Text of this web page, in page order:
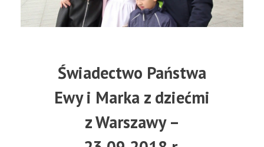
Świadectwo Państwa
Ewy i Marka z dziećmi
z Warszawy –